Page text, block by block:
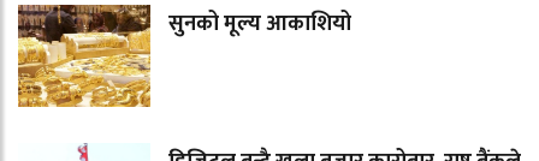
सुनको मूल्य आकाशियो